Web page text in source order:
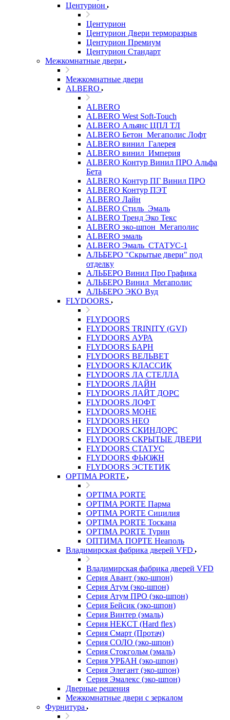
Центурион
Центурион
Центурион Двери терморазрыв
Центурион Премиум
Центурион Стандарт
Межкомнатные двери
Межкомнатные двери
ALBERO
ALBERO
ALBERO West Soft-Touch
ALBERO Альянс ЦПЛ ТЛ
ALBERO Бетон_Мегаполис Лофт
ALBERO винил_Галерея
ALBERO винил_Империя
ALBERO Контур Винил ПРО Альфа
Бета
ALBERO Контур ПГ Винил ПРО
ALBERO Контур ПЭТ
ALBERO Лайн
ALBERO Стиль_Эмаль
ALBERO Тренд Эко Текс
ALBERO эко-шпон_Мегаполис
ALBERO эмаль
ALBERO Эмаль_СТАТУС-1
АЛЬБЕРО "Скрытые двери" под
отделку
АЛЬБЕРО Винил Про Графика
АЛЬБЕРО Винил_Мегаполис
АЛЬБЕРО ЭКО Вуд
FLYDOORS
FLYDOORS
FLYDOORS TRINITY (GVI)
FLYDOORS АУРА
FLYDOORS БАРН
FLYDOORS ВЕЛЬВЕТ
FLYDOORS КЛАССИК
FLYDOORS ЛА СТЕЛЛА
FLYDOORS ЛАЙН
FLYDOORS ЛАЙТ ДОРС
FLYDOORS ЛОФТ
FLYDOORS МОНЕ
FLYDOORS НЕО
FLYDOORS СКИНДОРС
FLYDOORS СКРЫТЫЕ ДВЕРИ
FLYDOORS СТАТУС
FLYDOORS ФЬЮЖН
FLYDOORS ЭСТЕТИК
OPTIMA PORTE
OPTIMA PORTE
OPTIMA PORTE Парма
OPTIMA PORTE Сицилия
OPTIMA PORTE Тоскана
OPTIMA PORTE Турин
ОПТИМА ПОРТЕ Неаполь
Владимирская фабрика дверей VFD
Владимирская фабрика дверей VFD
Серия Авант (эко-шпон)
Серия Атум (эко-шпон)
Серия Атум ПРО (эко-шпон)
Серия Бейсик (эко-шпон)
Серия Винтер (эмаль)
Серия НЕКСТ (Hard flex)
Серия Смарт (Протач)
Серия СОЛО (эко-шпон)
Серия Стокгольм (эмаль)
Серия УРБАН (эко-шпон)
Серия Элегант (эко-шпон)
Серия Эмалекс (эко-шпон)
Дверные решения
Межкомнатные двери c зеркалом
Фурнитура